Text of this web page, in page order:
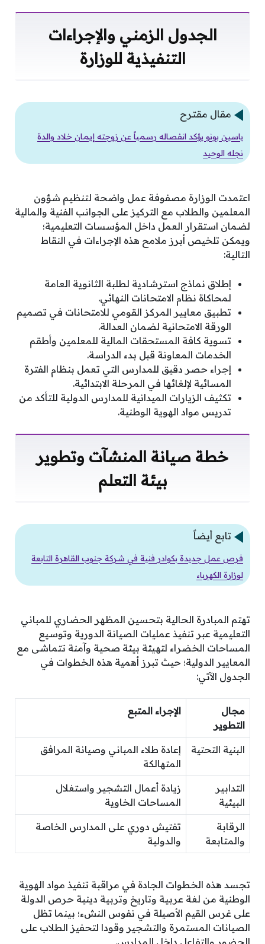
الجدول الزمني والإجراءات
التنفيذية للوزارة
مقال مقترح
ياسين بونو يؤكد انفصاله رسمياً عن زوجته إيمان خلاد والدة
نجله الوحيد
اعتمدت الوزارة مصفوفة عمل واضحة لتنظيم شؤون
المعلمين والطلاب مع التركيز على الجوانب الفنية والمالية
لضمان استقرار العمل داخل المؤسسات التعليمية؛
ويمكن تلخيص أبرز ملامح هذه الإجراءات في النقاط
التالية:
إطلاق نماذج استرشادية لطلبة الثانوية العامة
لمحاكاة نظام الامتحانات النهائي.
تطبيق معايير المركز القومي للامتحانات في تصميم
الورقة الامتحانية لضمان العدالة.
تسوية كافة المستحقات المالية للمعلمين وأطقم
الخدمات المعاونة قبل بدء الدراسة.
إجراء حصر دقيق للمدارس التي تعمل بنظام الفترة
المسائية لإلغائها في المرحلة الابتدائية.
تكثيف الزيارات الميدانية للمدارس الدولية للتأكد من
تدريس مواد الهوية الوطنية.
خطة صيانة المنشآت وتطوير
بيئة التعلم
تابع أيضاً
فرص عمل جديدة بكوادر فنية في شركة جنوب القاهرة التابعة
لوزارة الكهرباء
تهتم المبادرة الحالية بتحسين المظهر الحضاري للمباني
التعليمية عبر تنفيذ عمليات الصيانة الدورية وتوسيع
المساحات الخضراء لتهيئة بيئة صحية وآمنة تتماشى مع
المعايير الدولية؛ حيث تبرز أهمية هذه الخطوات في
الجدول الآتي:
مجال
التطوير
الإجراء المتبع
البنية التحتية
إعادة طلاء المباني وصيانة المرافق
المتهالكة
التدابير
البيئية
زيادة أعمال التشجير واستغلال
المساحات الخاوية
الرقابة
والمتابعة
تفتيش دوري على المدارس الخاصة
والدولية
تجسد هذه الخطوات الجادة في مراقبة تنفيذ مواد الهوية
الوطنية من لغة عربية وتاريخ وتربية دينية حرص الدولة
على غرس القيم الأصيلة في نفوس النشء؛ بينما تظل
الصيانات المستمرة والتشجير وقودا لتحفيز الطلاب على